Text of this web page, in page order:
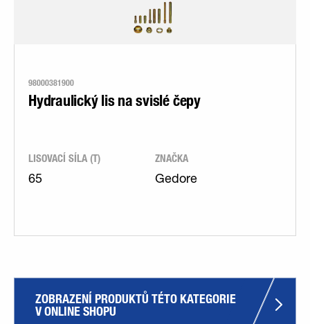
98000381900
Hydraulický lis na svislé čepy
LISOVACÍ SÍLA (T)
65
ZNAČKA
Gedore
ZOBRAZENÍ PRODUKTŮ TÉTO KATEGORIE
V ONLINE SHOPU